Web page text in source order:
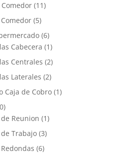
Comedor (11)
(5)
(6)
Cabecera (1)
Centrales (2)
Laterales (2)
Caja de Cobro (1)
Reunion (1)
Trabajo (3)
(6)